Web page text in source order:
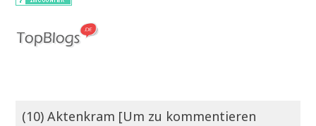
(10) Aktenkram [Um zu kommentieren